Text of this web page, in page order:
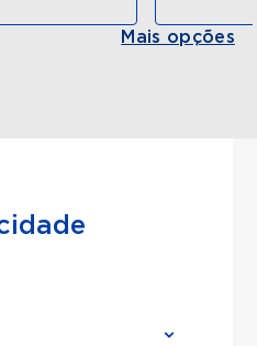
Mais opções